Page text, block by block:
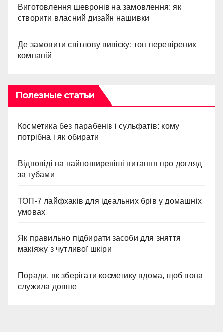
Виготовлення шевронів на замовлення: як
створити власний дизайн нашивки
Де замовити світлову вивіску: топ перевірених
компаній
Полезные статьи
Косметика без парабенів і сульфатів: кому
потрібна і як обирати
Відповіді на найпоширеніші питання про догляд
за губами
ТОП-7 лайфхаків для ідеальних брів у домашніх
умовах
Як правильно підбирати засоби для зняття
макіяжу з чутливої шкіри
Поради, як зберігати косметику вдома, щоб вона
служила довше